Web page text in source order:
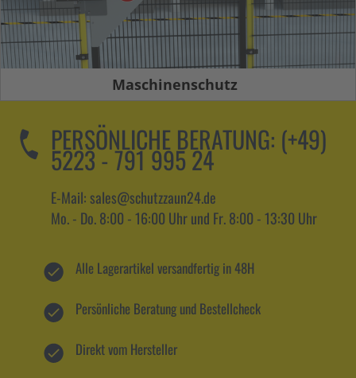
Maschinenschutz
PERSÖNLICHE BERATUNG: (+49)
5223 - 791 995 24
E-Mail: sales@schutzzaun24.de
Mo. - Do. 8:00 - 16:00 Uhr und Fr. 8:00 - 13:30 Uhr
Alle Lagerartikel versandfertig in 48H
Persönliche Beratung und Bestellcheck
Direkt vom Hersteller